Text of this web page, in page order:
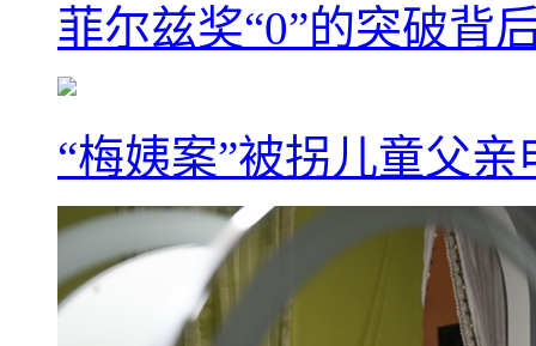
菲尔兹奖“0”的突破背
“梅姨案”被拐儿童父